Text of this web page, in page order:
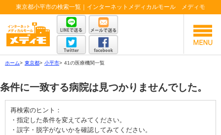
東京都小平市の検索一覧｜インターネットメディカルモール メディモ
ホーム> 東京都> 小平市> 41の医療機関一覧
条件に一致する病院は見つかりませんでした。
再検索のヒント：
・指定した条件を変えてみてください。
・誤字・脱字がないかを確認してみてください。